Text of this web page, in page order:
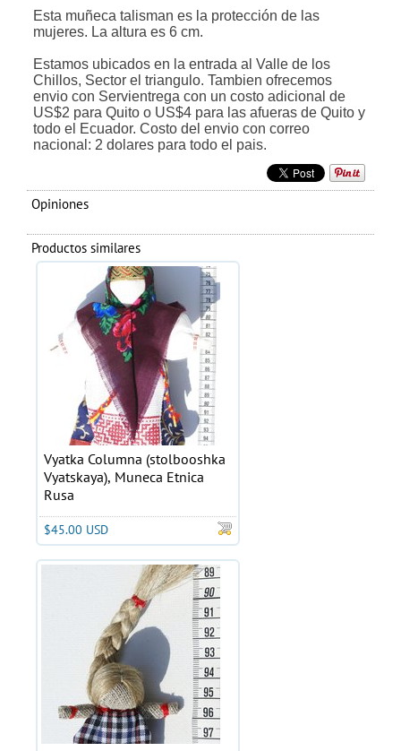
Esta muñeca talisman es la protección de las
mujeres. La altura es 6 cm.
Estamos ubicados en la entrada al Valle de los
Chillos, Sector el triangulo. Tambien ofrecemos
envio con Servientrega con un costo adicional de
US$2 para Quito o US$4 para las afueras de Quito y
todo el Ecuador. Costo del envio con correo
nacional: 2 dolares para todo el pais.
Opiniones
Productos similares
Vyatka Columna (stolbooshka
Vyatskaya), Muneca Etnica
Rusa
$45.00 USD